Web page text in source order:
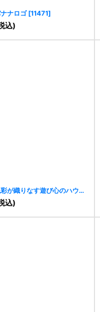
ナロゴ [11471]
込)
が織りなす遊び心のハウス
込)